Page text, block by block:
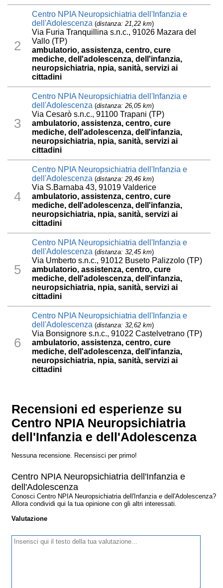
2
Centro NPIA Neuropsichiatria dell'Infanzia e
dell'Adolescenza (distanza: 21,22 km)
Via Furia Tranquillina s.n.c., 91026 Mazara del
Vallo (TP)
ambulatorio, assistenza, centro, cure
mediche, dell'adolescenza, dell'infanzia,
neuropsichiatria, npia, sanità, servizi ai
cittadini
3
Centro NPIA Neuropsichiatria dell'Infanzia e
dell'Adolescenza (distanza: 26,05 km)
Via Cesarò s.n.c., 91100 Trapani (TP)
ambulatorio, assistenza, centro, cure
mediche, dell'adolescenza, dell'infanzia,
neuropsichiatria, npia, sanità, servizi ai
cittadini
4
Centro NPIA Neuropsichiatria dell'Infanzia e
dell'Adolescenza (distanza: 29,46 km)
Via S.Barnaba 43, 91019 Valderice
ambulatorio, assistenza, centro, cure
mediche, dell'adolescenza, dell'infanzia,
neuropsichiatria, npia, sanità, servizi ai
cittadini
5
Centro NPIA Neuropsichiatria dell'Infanzia e
dell'Adolescenza (distanza: 32,45 km)
Via Umberto s.n.c., 91012 Buseto Palizzolo (TP)
ambulatorio, assistenza, centro, cure
mediche, dell'adolescenza, dell'infanzia,
neuropsichiatria, npia, sanità, servizi ai
cittadini
6
Centro NPIA Neuropsichiatria dell'Infanzia e
dell'Adolescenza (distanza: 32,62 km)
Via Bonsignore s.n.c., 91022 Castelvetrano (TP)
ambulatorio, assistenza, centro, cure
mediche, dell'adolescenza, dell'infanzia,
neuropsichiatria, npia, sanità, servizi ai
cittadini
Recensioni ed esperienze su
Centro NPIA Neuropsichiatria
dell'Infanzia e dell'Adolescenza
Nessuna recensione. Recensisci per primo!
Centro NPIA Neuropsichiatria dell'Infanzia e
dell'Adolescenza
Conosci Centro NPIA Neuropsichiatria dell'Infanzia e dell'Adolescenza?
Allora condividi qui la tua opinione con gli altri interessati.
Valutazione